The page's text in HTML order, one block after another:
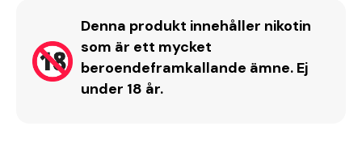
Denna produkt innehåller nikotin
som är ett mycket
beroendeframkallande ämne. Ej
under 18 år.